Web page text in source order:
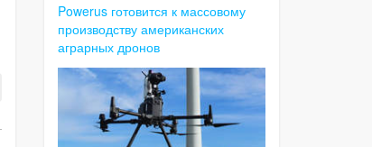
Powerus готовится к массовому
производству американских
аграрных дронов